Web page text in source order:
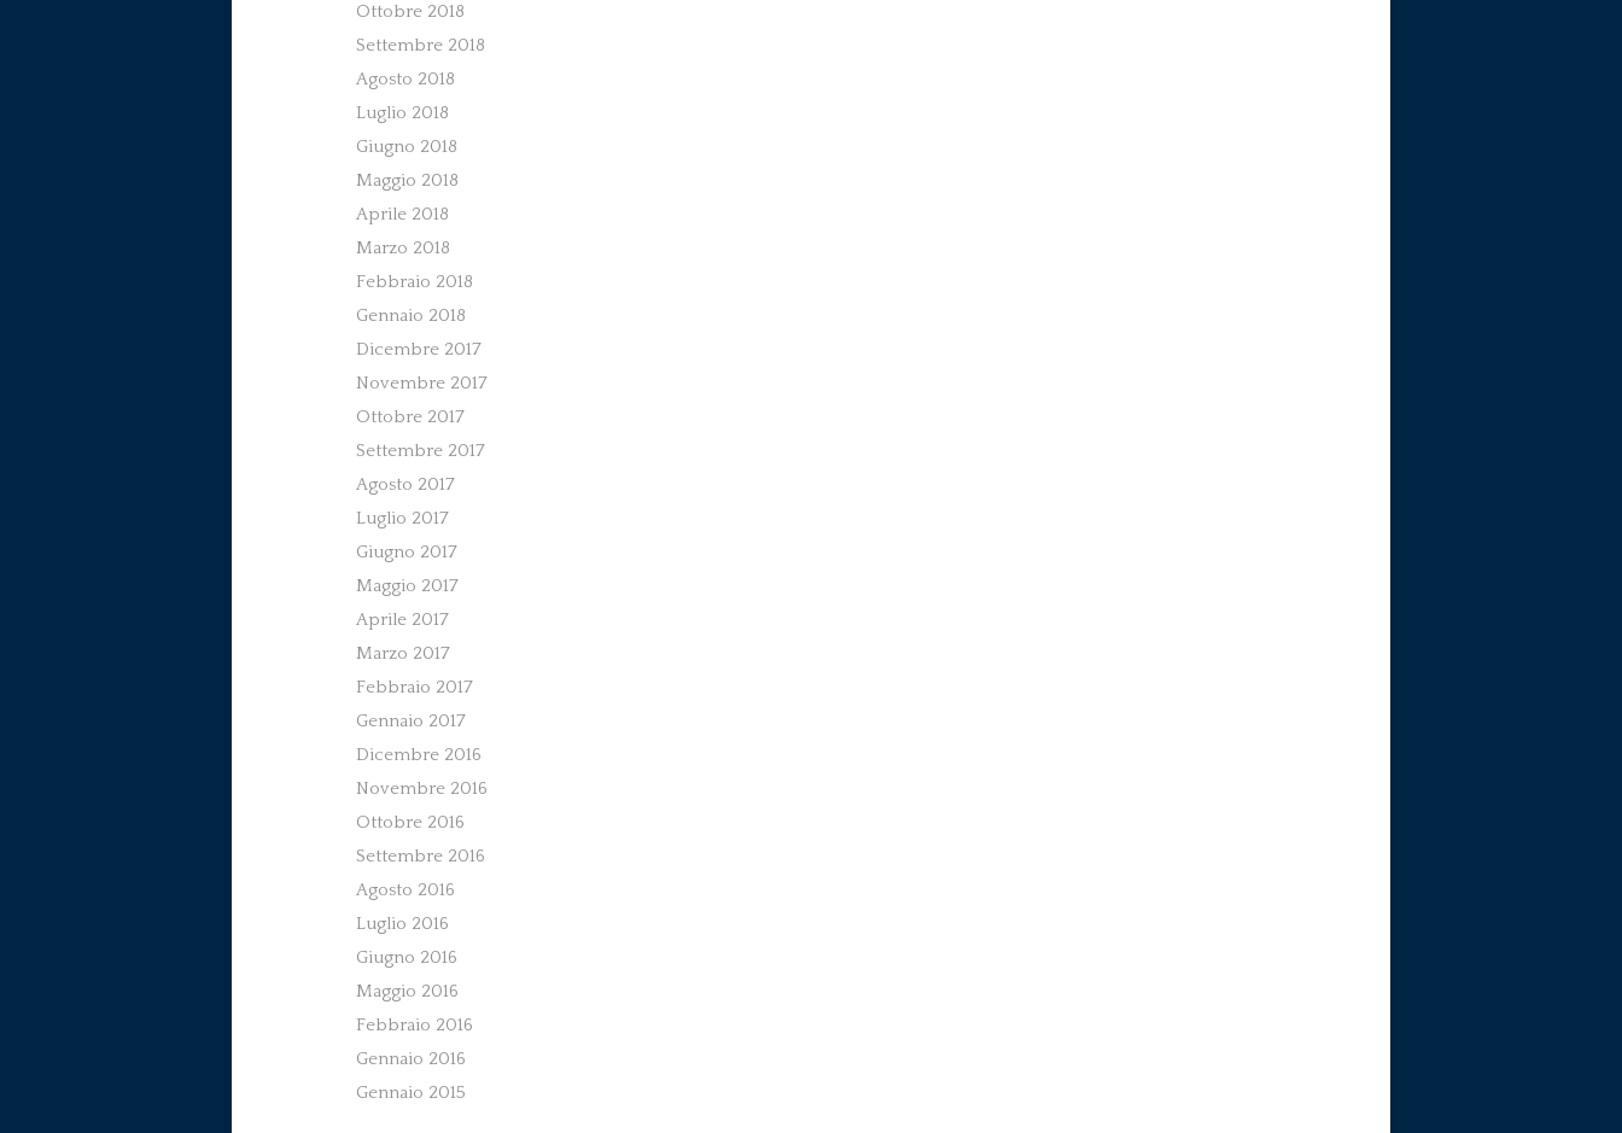
Ottobre 2018
Settembre 2018
Agosto 2018
Luglio 2018
Giugno 2018
Maggio 2018
Aprile 2018
Marzo 2018
Febbraio 2018
Gennaio 2018
Dicembre 2017
Novembre 2017
Ottobre 2017
Settembre 2017
Agosto 2017
Luglio 2017
Giugno 2017
Maggio 2017
Aprile 2017
Marzo 2017
Febbraio 2017
Gennaio 2017
Dicembre 2016
Novembre 2016
Ottobre 2016
Settembre 2016
Agosto 2016
Luglio 2016
Giugno 2016
Maggio 2016
Febbraio 2016
Gennaio 2016
Gennaio 2015